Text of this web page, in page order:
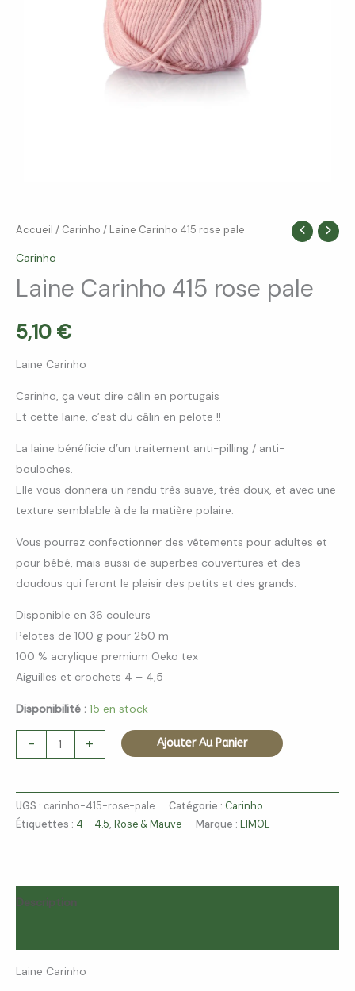
Accueil / Carinho / Laine Carinho 415 rose pale
Carinho
Laine Carinho 415 rose pale
5,10 €
Laine Carinho
Carinho, ça veut dire câlin en portugais
Et cette laine, c’est du câlin en pelote !!
La laine bénéficie d’un traitement anti-pilling / anti-
bouloches.
Elle vous donnera un rendu très suave, très doux, et avec une
texture semblable à de la matière polaire.
Vous pourrez confectionner des vêtements pour adultes et
pour bébé, mais aussi de superbes couvertures et des
doudous qui feront le plaisir des petits et des grands.
Disponible en 36 couleurs
Pelotes de 100 g pour 250 m
100 % acrylique premium Oeko tex
Aiguilles et crochets 4 – 4,5
Disponibilité : 15 en stock
-
quantité
de
Carinho
rose
+ Ajouter Au Panier
UGS : carinho-415-rose-pale Catégorie : Carinho
Étiquettes : 4 – 4.5, Rose & Mauve Marque : LIMOL
Description
Laine Carinho